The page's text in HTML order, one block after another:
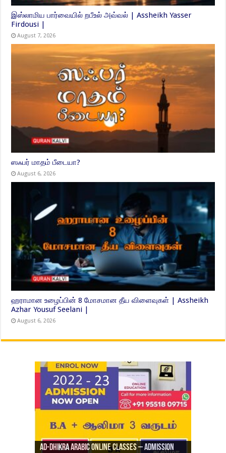
இஸ்லாமிய பார்வையில் றபீஉல் அவ்வல் | Assheikh Yasser
Firdousi |
August 7, 2026
ஸஃபர் மாதம் பீடையா?
August 6, 2026
ஹராமான உழைப்பின் 8 மோசமான தீய விளைவுகள் | Assheikh
Azhar Yousuf Seelani |
August 6, 2026
Ad-Dhikra Arabic Online Classes – Admission
ரியாத் ஜும்ஆ தமிழாக்கம், Jamia Al Hajiri